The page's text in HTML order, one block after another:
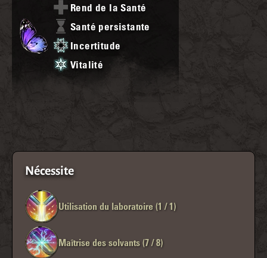
Rend de la Santé
Santé persistante
Incertitude
Vitalité
Nécessite
Utilisation du laboratoire (1 / 1)
Maîtrise des solvants (7 / 8)